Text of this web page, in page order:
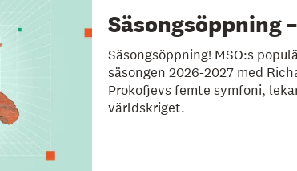
Säsongsöppning
Säsongsöppning! MSO:s
säsongen 2026-2027 med
Prokofjevs femte symfoni,
världskriget.